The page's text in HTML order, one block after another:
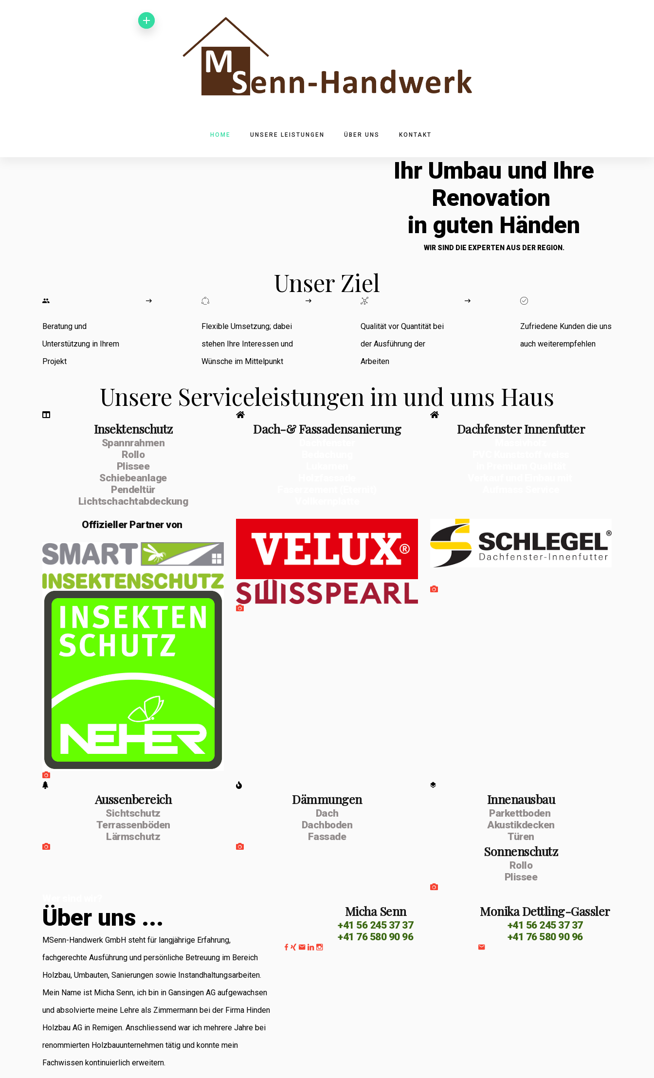
HOME UNSERE LEISTUNGEN ÜBER UNS KONTAKT
Ihr Umbau und Ihre
Renovation
in guten Händen
WIR SIND DIE EXPERTEN AUS DER REGION.
Unser Ziel
Beratung und
Unterstützung in Ihrem
Projekt
Flexible Umsetzung; dabei
stehen Ihre Interessen und
Wünsche im Mittelpunkt
Qualität vor Quantität bei
der Ausführung der
Arbeiten
Zufriedene Kunden die uns
auch weiterempfehlen
Unsere Serviceleistungen im und ums Haus
Insektenschutz
Spannrahmen
Rollo
Plissee
Schiebeanlage
Pendeltür
Lichtschachtabdeckung
OffiziellerPartner von
Dach-& Fassadensanierung Dachfenster Innenfutter
Aussenbereich
Sichtschutz
Terrassenböden
Lärmschutz
Dämmungen
Dach
Dachboden
Fassade
Innenausbau
Parkettboden
Akustikdecken
Türen
Sonnenschutz
Rollo
Plissee
Über uns ...
MSenn-Handwerk GmbH steht für langjährige Erfahrung,
fachgerechte Ausführung und persönliche Betreuung im Bereich
Holzbau, Umbauten, Sanierungen sowie Instandhaltungsarbeiten.
Mein Name ist Micha Senn, ich bin in Gansingen AG aufgewachsen
und absolvierte meine Lehre als Zimmermann bei der Firma Hinden
Holzbau AG in Remigen. Anschliessend war ich mehrere Jahre bei
renommierten Holzbauunternehmen tätig und konnte mein
Fachwissen kontinuierlich erweitern.
Zimmerarbeiten,
Umbauten,
Sanierungen
Im Februar 2020
gründete ich die
Einzelfirma
Februar 2026 die
Umwandlung zur
Handwerk GmbH.
Unterstützt
Monika Dettling-
und Buchhaltung
verantwortlich ist.
Als regional
verankertes
Unternehmen
grossen Wert auf
Zuverlässigkeit
Micha Senn
+41 56 245 37 37
+41 76 580 90 96
Monika Dettling-Gassler
+41 56 245 37 37
+41 76 580 90 96